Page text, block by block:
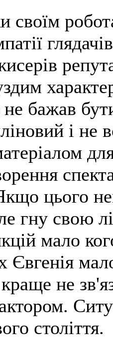
своїм
не бажав
і
цього
гну свою
мало
Євгенія
не
століття.